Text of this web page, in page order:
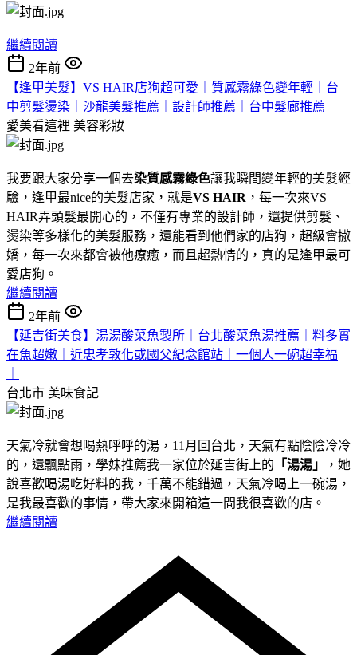
繼續閱讀
2年前
【逢甲美髮】VS HAIR店狗超可愛｜質感霧綠色變年輕｜台
中剪髮燙染｜沙龍美髮推薦｜設計師推薦｜台中髮廊推薦
愛美看這裡 美容彩妝
我要跟大家分享一個去染質感霧綠色讓我瞬間變年輕的美髮經
驗，逢甲最nice的美髮店家，就是VS HAIR ，每一次來VS
HAIR弄頭髮最開心的，不僅有專業的設計師，還提供剪髮、
燙染等多樣化的美髮服務，還能看到他們家的店狗，超級會撒
嬌，每一次來都會被他療癒，而且超熱情的，真的是逢甲最可
愛店狗。
繼續閱讀
2年前
【延吉街美食】湯湯酸菜魚製所｜台北酸菜魚湯推薦｜料多實
在魚超嫩｜近忠孝敦化或國父紀念館站｜一個人一碗超幸福
台北市 美味食記
天氣冷就會想喝熱呼呼的湯，11月回台北，天氣有點陰陰冷冷
的，還飄點雨，學妹推薦我一家位於延吉街上的 「湯湯」
，她
說喜歡喝湯吃好料的我，千萬不能錯過，天氣冷喝上一碗湯，
是我最喜歡的事情，帶大家來開箱這一間我很喜歡的店。
繼續閱讀